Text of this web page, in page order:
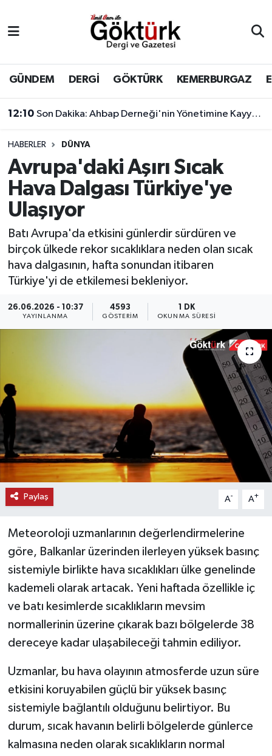
GÜNDEM DERGİ GÖKTÜRK KEMERBURGAZ
12:10 Son Dakika: Ahbap Derneği'nin Yönetimine Kayyum Atandı
HABERLER DÜNYA
Avrupa'daki Aşırı Sıcak
Hava Dalgası Türkiye'ye
Ulaşıyor
Batı Avrupa'da etkisini günlerdir sürdüren ve
birçok ülkede rekor sıcaklıklara neden olan sıcak
hava dalgasının, hafta sonundan itibaren
Türkiye'yi de etkilemesi bekleniyor.
26.06.2026 - 10:37
YAYINLANMA
4593
GÖSTERIM
1 DK
OKUNMA SÜRESI
Paylaş A- A+
Meteoroloji uzmanlarının değerlendirmelerine
göre, Balkanlar üzerinden ilerleyen yüksek basınç
sistemiyle birlikte hava sıcaklıkları ülke genelinde
kademeli olarak artacak. Yeni haftada özellikle iç
ve batı kesimlerde sıcaklıkların mevsim
normallerinin üzerine çıkarak bazı bölgelerde 38
dereceye kadar ulaşabileceği tahmin ediliyor.
Uzmanlar, bu hava olayının atmosferde uzun süre
etkisini koruyabilen güçlü bir yüksek basınç
sistemiyle bağlantılı olduğunu belirtiyor. Bu
durum, sıcak havanın belirli bölgelerde günlerce
kalmasına neden olarak sıcaklıkların normal
BİLİM
DERGİ
DÜNYA
EĞİTİM
GÖKTÜRK
GÜNDEM
SAĞLIK
SPOR
TEKNOLOJİ
YAŞAM
Eyüpsultan Hava Durumu
Eyüpsultan Trafik Yoğunluk Haritası
Süper Lig Puan Durumu ve Fikstür
Tüm Manşetler
Son Dakika Haberleri
Haber Arşivi